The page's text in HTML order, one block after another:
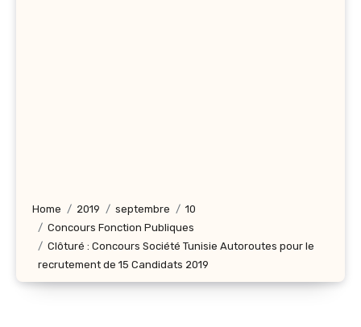
Home 2019 septembre
10
Concours Fonction Publiques
Clôturé : Concours Société Tunisie Autoroutes pour le
recrutement de 15 Candidats 2019